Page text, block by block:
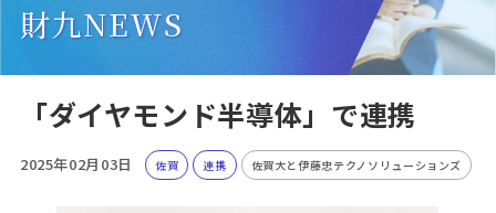
財九NEWS
「ダイヤモンド半導体」で連携
2025年02月03日 佐賀 連携 佐賀大と伊藤忠テクノソリューションズ